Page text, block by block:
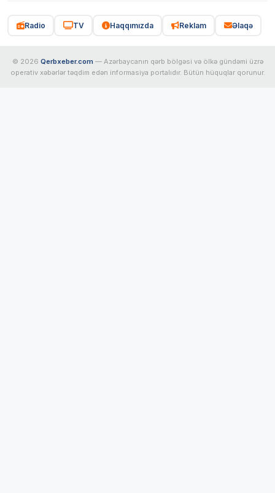
Radio TV Haqqımızda Reklam Əlaqə
© 2026 Qerbxeber.com — Azərbaycanın qərb bölgəsi və ölkə gündəmi üzrə
operativ xəbərlər təqdim edən informasiya portalıdır. Bütün hüquqlar qorunur.